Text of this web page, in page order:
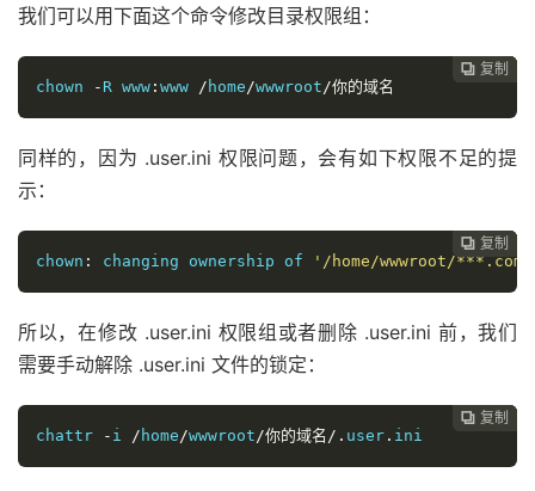
我们可以用下面这个命令修改目录权限组：
 复制
 复制
 复制
 复制
 复制
chown
- R www : www / home/wwwroot/你的域名
同样的，因为 .user.ini 权限问题，会有如下权限不足的提
示：
 复制
 复制
 复制
 复制
chown : changing ownership of '/home/wwwroot/
所以，在修改 .user.ini 权限组或者删除 .user.ini 前，我们
需要手动解除 .user.ini 文件的锁定：
 复制
 复制
 复制
chattr
- i / home/wwwroot/你的域名/. user . ini